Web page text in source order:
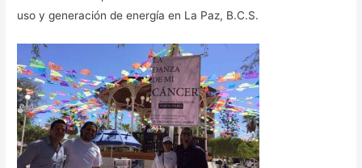
uso y generación de energía en La Paz, B.C.S.